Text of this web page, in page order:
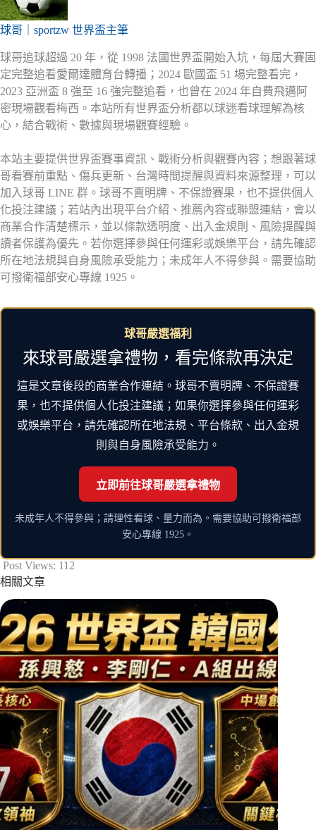
球哥｜sportzw 世界盃主筆
球哥追球超過 20 年，從 1998 法國世界盃開始入坑，每屆大賽固
定完整追看愛爾達體育台轉播；2024 歐國盃 51 場完整看完，
2023 亞洲盃 8 強至 16 強完整追看，也曾在 2024 年自費飛邁阿
密現場觀看梅西。本站所有世界盃分析都以球迷看球理解為核
心，結合戰術、數據與現場觀賽經驗。
本站主要提供世界盃賽事資訊、戰術分析與觀賽內容；想跟著球
哥看賽前重點、傷兵更新、台灣時間提醒與資料來源整理，可以
加入球哥 LINE 群。球哥不賣明牌、不保證賽果，也不提供個人
化投注建議；若站內出現平台介紹、推薦內容或聯盟連結，會以
商業合作清楚標示，並以條款透明度、出入金規則、風險提醒與
讀者保護為優先。若你選擇參與任何運彩或娛樂平台，請先確認
所在地法規與自身風險承受能力；未成年人不得參與。需要協助
可撥衛福部安心專線 1925。
球哥嚴選福利
來球哥嚴選拿禮物，看完條款再決定
這是文章後段的商業合作連結。球哥不賣明牌、不保證賽
果，也不提供個人化投注建議；如果你選擇參與任何運彩
或娛樂平台，請先確認所在地法規、平台條款、出入金規
則與自身風險承受能力。
立即前往球哥嚴選拿禮物
未成年人不得參與；請理性看球、量力而為。需要協助可撥衛福部
安心專線 1925。
Post Views: 112
相關文章